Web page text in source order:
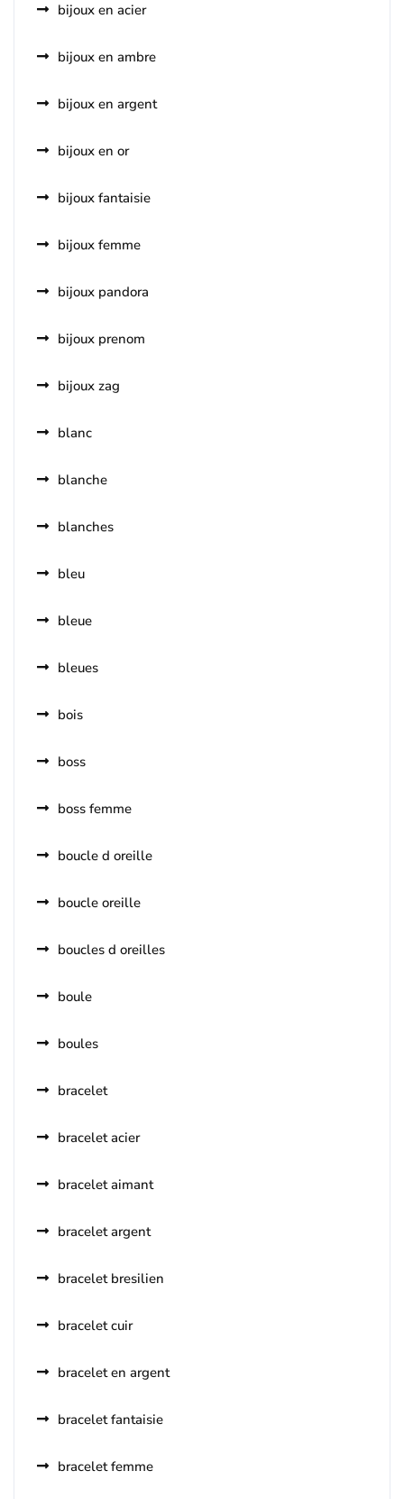
bijoux en acier
bijoux en ambre
bijoux en argent
bijoux en or
bijoux fantaisie
bijoux femme
bijoux pandora
bijoux prenom
bijoux zag
blanc
blanche
blanches
bleu
bleue
bleues
bois
boss
boss femme
boucle d oreille
boucle oreille
boucles d oreilles
boule
boules
bracelet
bracelet acier
bracelet aimant
bracelet argent
bracelet bresilien
bracelet cuir
bracelet en argent
bracelet fantaisie
bracelet femme